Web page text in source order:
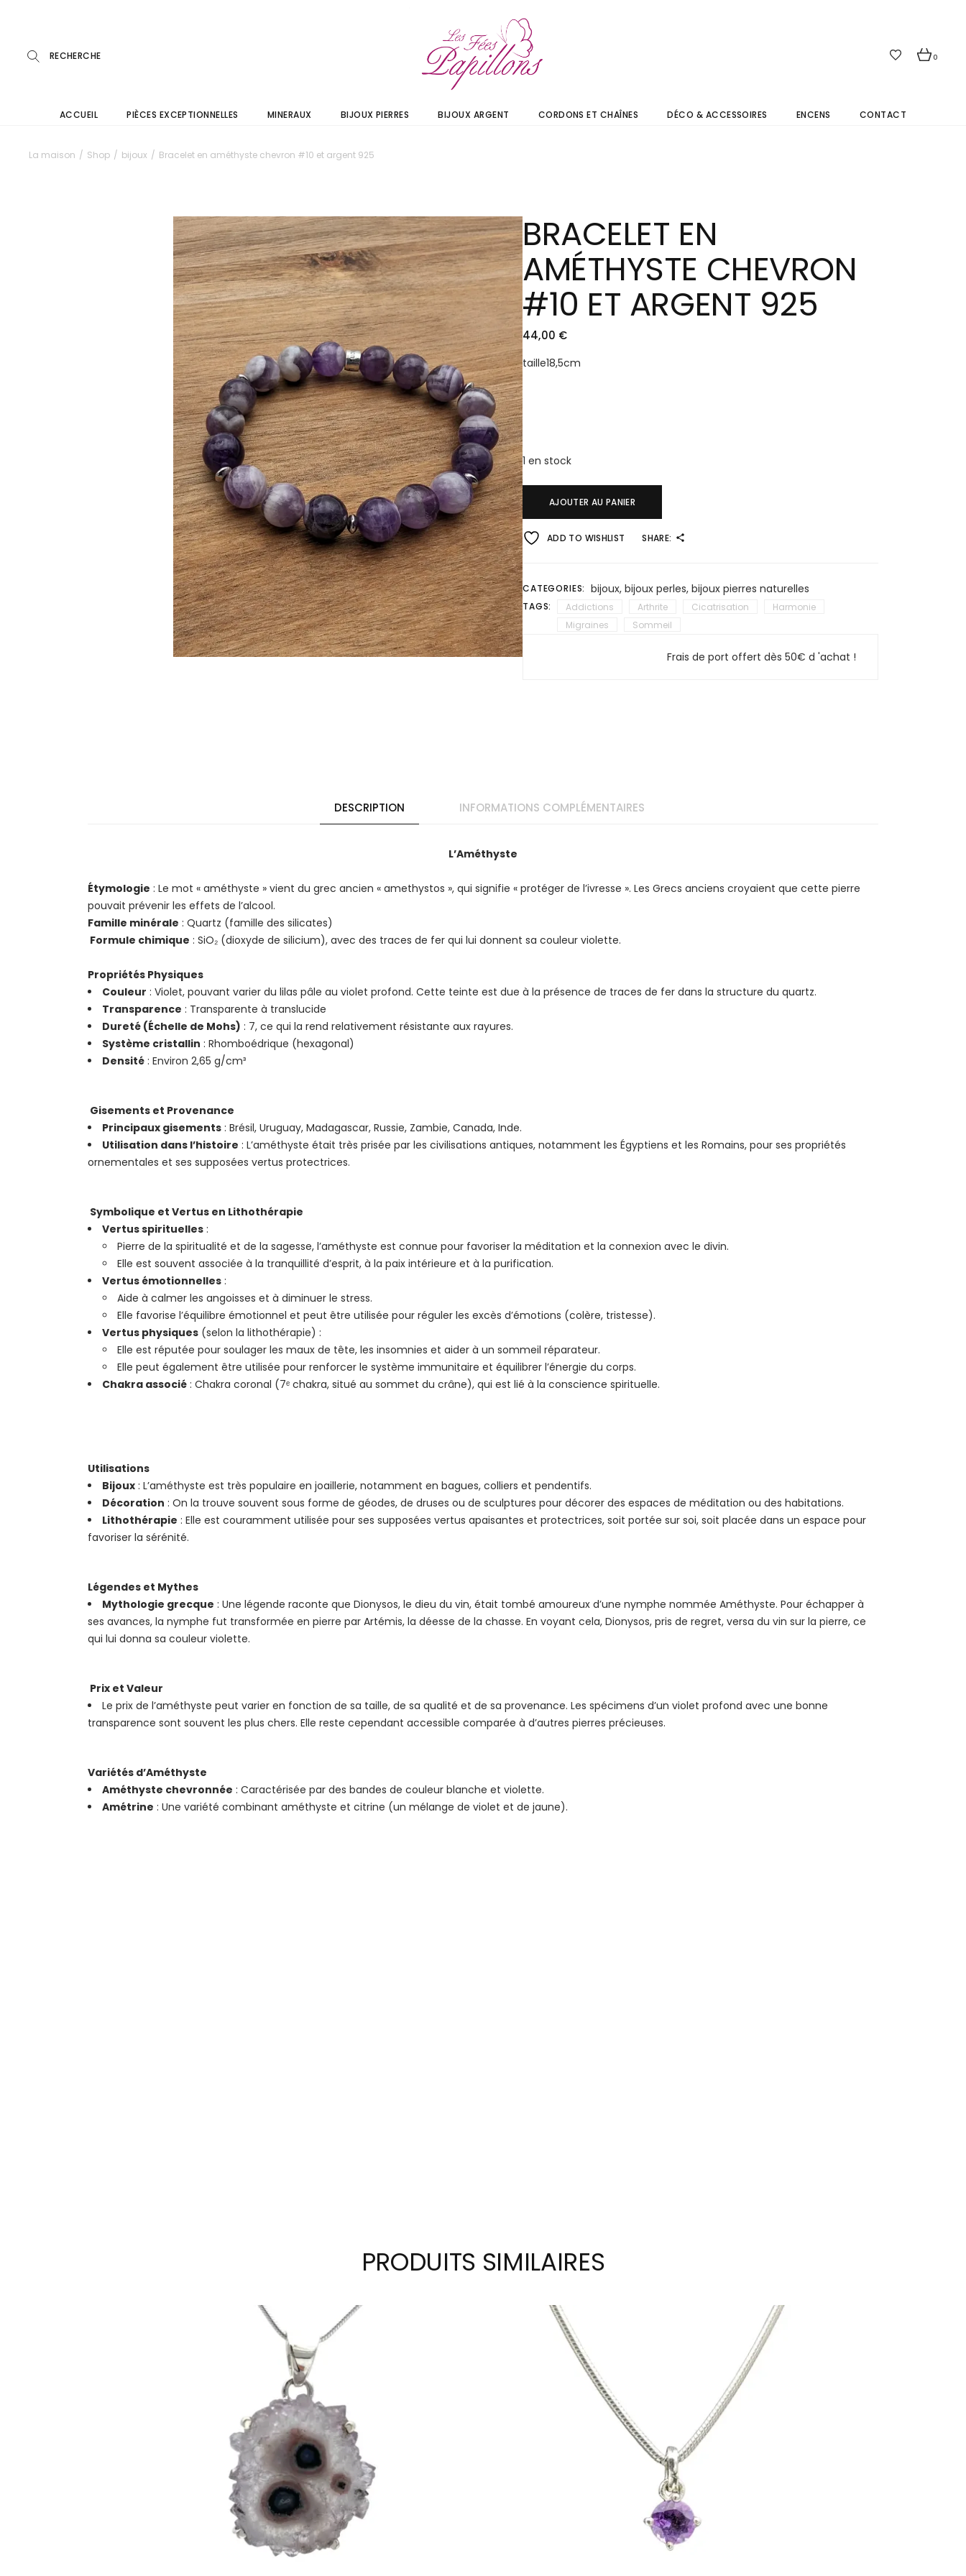
0
ACCUEIL PIÈCES EXCEPTIONNELLES MINERAUX BIJOUX PIERRES BIJOUX ARGENT CORDONS ET CHAÎNES DÉCO & ACCESSOIRES ENCENS CONTACT
La maison Shop bijoux Bracelet en améthyste chevron #10 et argent 925
BRACELET EN
AMÉTHYSTE CHEVRON
#10 ET ARGENT 925
44,00 €
taille18,5cm
1 en stock
AJOUTER AU PANIER
ADD TO WISHLIST SHARE:
CATEGORIES: bijoux,bijoux perles,bijoux pierres naturelles
TAGS: Addictions Arthrite Cicatrisation
Harmonie
Migraines
Sommeil
Frais de port offert dès 50€ d 'achat !
DESCRIPTION INFORMATIONS COMPLÉMENTAIRES
L’Améthyste
Étymologie : Le mot « améthyste » vient du grec ancien « amethystos », qui signifie « protéger de l’ivresse ». Les Grecs anciens croyaient que cette pierre
pouvait prévenir les effets de l’alcool.
Famille minérale : Quartz (famille des silicates)
Formule chimique : SiO₂ (dioxyde de silicium), avec des traces de fer qui lui donnent sa couleur violette.
Propriétés Physiques
Couleur : Violet, pouvant varier du lilas pâle au violet profond. Cette teinte est due à la présence de traces de fer dans la structure du quartz.
Transparence : Transparente à translucide
Dureté (Échelle de Mohs) : 7, ce qui la rend relativement résistante aux rayures.
Système cristallin : Rhomboédrique (hexagonal)
Densité : Environ 2,65 g/cm³
Gisements et Provenance
Principaux gisements : Brésil, Uruguay, Madagascar, Russie, Zambie, Canada, Inde.
Utilisation dans l’histoire : L’améthyste était très prisée par les civilisations antiques, notamment les Égyptiens et les Romains, pour ses propriétés
ornementales et ses supposées vertus protectrices.
Symbolique et Vertus en Lithothérapie
Vertus spirituelles :
Pierre de la spiritualité et de la sagesse, l’améthyste est connue pour favoriser la méditation et la connexion avec le divin.
Elle est souvent associée à la tranquillité d’esprit, à la paix intérieure et à la purification.
Vertus émotionnelles :
Aide à calmer les angoisses et à diminuer le stress.
Elle favorise l’équilibre émotionnel et peut être utilisée pour réguler les excès d’émotions (colère, tristesse).
Vertus physiques (selon la lithothérapie) :
Elle est réputée pour soulager les maux de tête, les insomnies et aider à un sommeil réparateur.
Elle peut également être utilisée pour renforcer le système immunitaire et équilibrer l’énergie du corps.
Chakra associé : Chakra coronal (7ᵉ chakra, situé au sommet du crâne), qui est lié à la conscience spirituelle.
Utilisations
Bijoux : L’améthyste est très populaire en joaillerie, notamment en bagues, colliers et pendentifs.
Décoration : On la trouve souvent sous forme de géodes, de druses ou de sculptures pour décorer des espaces de méditation ou des habitations.
Lithothérapie : Elle est couramment utilisée pour ses supposées vertus apaisantes et protectrices, soit portée sur soi, soit placée dans un espace pour
favoriser la sérénité.
Légendes et Mythes
Mythologie grecque : Une légende raconte que Dionysos, le dieu du vin, était tombé amoureux d’une nymphe nommée Améthyste. Pour échapper à
ses avances, la nymphe fut transformée en pierre par Artémis, la déesse de la chasse. En voyant cela, Dionysos, pris de regret, versa du vin sur la pierre, ce
qui lui donna sa couleur violette.
Prix et Valeur
Le prix de l’améthyste peut varier en fonction de sa taille, de sa qualité et de sa provenance. Les spécimens d’un violet profond avec une bonne
transparence sont souvent les plus chers. Elle reste cependant accessible comparée à d’autres pierres précieuses.
Variétés d’Améthyste
Améthyste chevronnée : Caractérisée par des bandes de couleur blanche et violette.
Amétrine : Une variété combinant améthyste et citrine (un mélange de violet et de jaune).
PRODUITS SIMILAIRES